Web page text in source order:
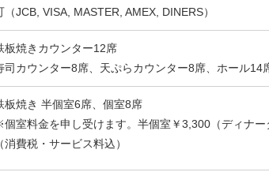
（JCB, VISA, MASTER, AMEX, DINERS）
板焼きカウンター12席
司カウンター8席、天ぷらカウンター8席、ホール14
板焼き 半個室6席、個室8席
室料金を申し受けます。半個室￥3,300（ディナ
（消費税・サービス料込）